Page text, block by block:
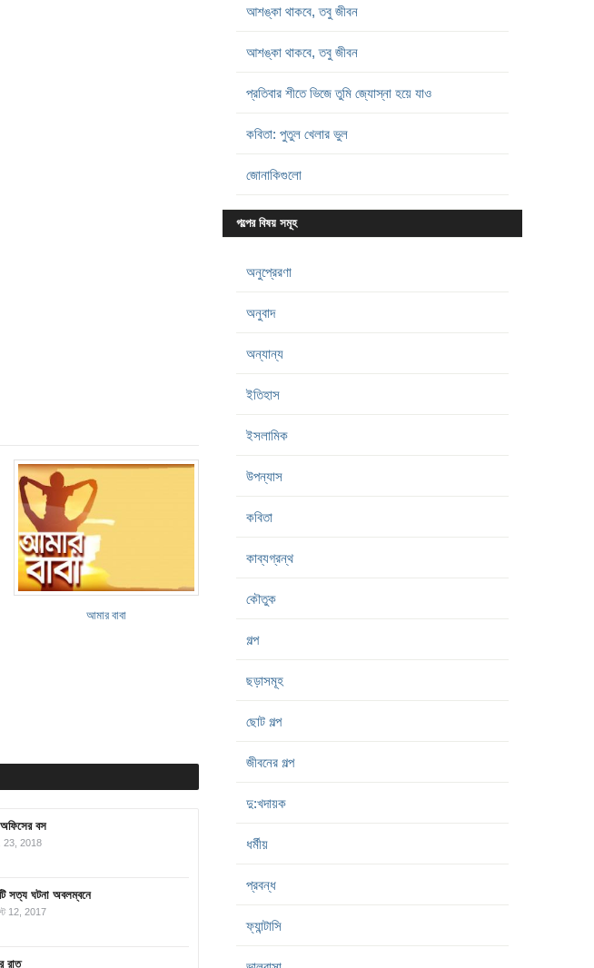
আমার বাবা
বস
23, 2018
সত্য ঘটনা অবলম্বনে
12, 2017
রাত
আশঙ্কা থাকবে, তবু জীবন
আশঙ্কা থাকবে, তবু জীবন
প্রতিবার শীতে ভিজে তুমি জ্যোস্না হয়ে যাও
কবিতা: পুতুল খেলার ভুল
জোনাকিগুলো
গল্পের বিষয় সমূহ
অনুপ্রেরণা
অনুবাদ
অন্যান্য
ইতিহাস
ইসলামিক
উপন্যাস
কবিতা
কাব্যগ্রন্থ
কৌতুক
গল্প
ছড়াসমূহ
ছোট গল্প
জীবনের গল্প
দু:খদায়ক
ধর্মীয়
প্রবন্ধ
ফ্যান্টাসি